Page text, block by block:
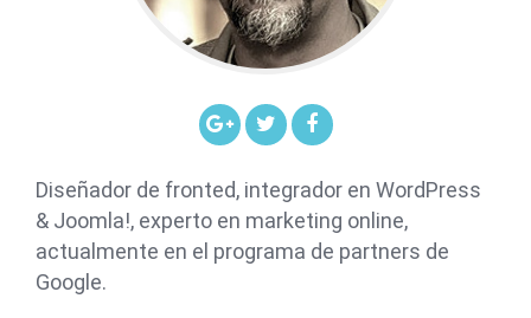
Diseñador de fronted, integrador en WordPress
& Joomla!, experto en marketing online,
actualmente en el programa de partners de
Google.